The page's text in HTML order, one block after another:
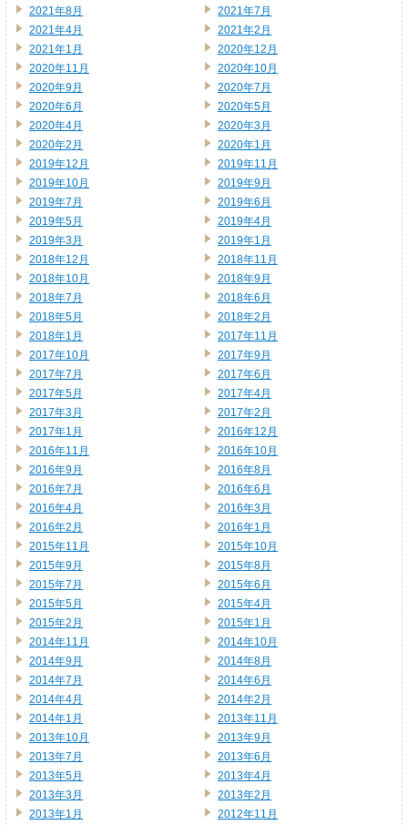
2021年8月
2021年7月
2021年4月
2021年2月
2021年1月
2020年12月
2020年11月
2020年10月
2020年9月
2020年7月
2020年6月
2020年5月
2020年4月
2020年3月
2020年2月
2020年1月
2019年12月
2019年11月
2019年10月
2019年9月
2019年7月
2019年6月
2019年5月
2019年4月
2019年3月
2019年1月
2018年12月
2018年11月
2018年10月
2018年9月
2018年7月
2018年6月
2018年5月
2018年2月
2018年1月
2017年11月
2017年10月
2017年9月
2017年7月
2017年6月
2017年5月
2017年4月
2017年3月
2017年2月
2017年1月
2016年12月
2016年11月
2016年10月
2016年9月
2016年8月
2016年7月
2016年6月
2016年4月
2016年3月
2016年2月
2016年1月
2015年11月
2015年10月
2015年9月
2015年8月
2015年7月
2015年6月
2015年5月
2015年4月
2015年2月
2015年1月
2014年11月
2014年10月
2014年9月
2014年8月
2014年7月
2014年6月
2014年4月
2014年2月
2014年1月
2013年11月
2013年10月
2013年9月
2013年7月
2013年6月
2013年5月
2013年4月
2013年3月
2013年2月
2013年1月
2012年11月